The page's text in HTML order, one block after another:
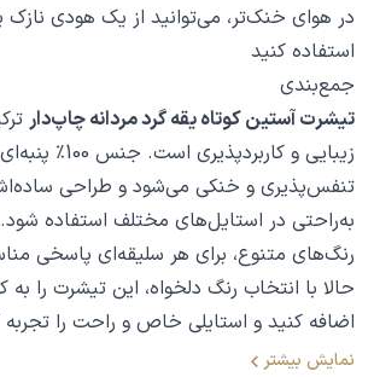
در هوای خنک‌تر، می‌توانید از یک هودی نازک
استفاده کنید
جمع‌بندی
تیشرت آستین کوتاه یقه گرد مردانه چاپ‌دار
زیبایی و
تنفس‌پذیری و خنکی می‌شود و طراحی
به‌راحتی در استایل‌های مختلف استفاده
رنگ‌های متنوع، برای هر سلیقه‌ای پاسخی
حالا با انتخاب رنگ دلخواه، این تیشرت را
اضافه کنید و استایلی خاص و راحت را تجربه
نمایش بیشتر